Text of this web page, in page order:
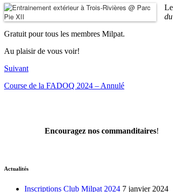
Gratuit pour tous les membres Milpat.
Au plaisir de vous voir!
Suivant
Course de la FADOQ 2024 – Annulé
Encouragez nos commanditaires!
Actualités
Inscriptions Club Milpat 2024 7 janvier 2024